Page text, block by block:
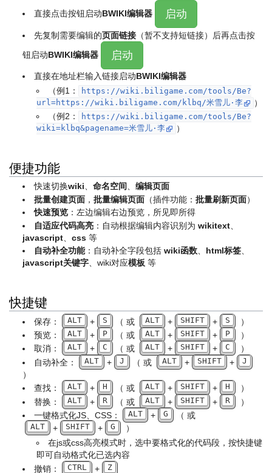
直接点击按钮启动BWIKI编辑器 启动
先复制需要编辑的页面链接 （暂不支持短链接）后再点击按
钮启动BWIKI编辑器 启动
直接在地址栏输入链接启动BWIKI编辑器
（例1：
https://wiki.biligame.com/tools/Be?
url=https://wiki.biligame.com/klbq/米雪儿·李
）
（例2：
https://wiki.biligame.com/tools/Be?
wiki=klbq&pagename=米雪儿·李 ）
便捷功能
快速切换wiki、命名空间、编辑页面
批量创建页面 ，批量编辑页面 （插件功能：批量刷新页面）
快速预览 ：左边编辑右边预览，所见即所得
自适应代码高亮 ：自动根据编辑内容识别为wikitext
javascript 、css 等
自动补全功能：自动补全字段包括wiki函数 html标签
javascript关键字 、wiki对应模板 等
快捷键
保存： ALT + S （ 或 ALT + SHIFT + S
）
预览：
ALT + P （ 或 ALT + SHIFT + P
）
取消：
ALT + C （ 或 ALT + SHIFT + C
）
自动补全：
ALT + J （ 或 ALT + SHIFT + J
）
查找：
ALT + H （ 或 ALT + SHIFT + H
）
替换：
ALT + R （ 或 ALT + SHIFT + R
）
一键格式化JS、CSS：
ALT + G （ 或
ALT + SHIFT + G
）
在js或css高亮模式时，选中要格式化的代码段，按快捷键
即可自动格式化已选内容
撤销：
CTRL + Z